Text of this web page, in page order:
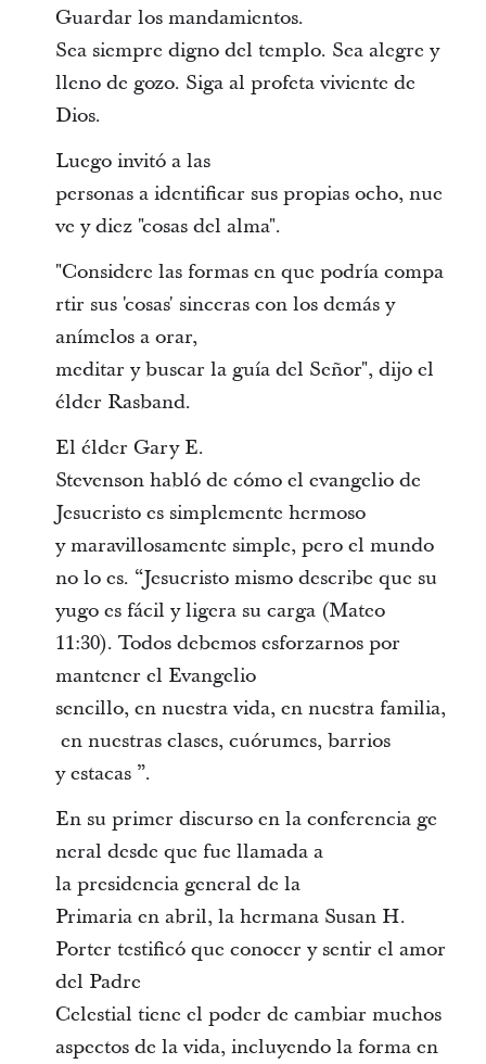
Guardar los mandamientos.
Sea siempre digno del templo. Sea alegre y
lleno de gozo. Siga al profeta viviente de
Dios.
Luego invitó a las
personas a identificar sus propias ocho, nue
ve y diez "cosas del alma".
"Considere las formas en que podría compa
rtir sus 'cosas' sinceras con los demás y
anímelos a orar,
meditar y buscar la guía del Señor", dijo el
élder Rasband.
El élder Gary E.
Stevenson habló de cómo el evangelio de
Jesucristo es simplemente hermoso
y maravillosamente simple, pero el mundo
no lo es. “Jesucristo mismo describe que su
yugo es fácil y ligera su carga (Mateo
11:30). Todos debemos esforzarnos por
mantener el Evangelio
sencillo, en nuestra vida, en nuestra familia,
en nuestras clases, cuórumes, barrios
y estacas ”.
En su primer discurso en la conferencia ge
neral desde que fue llamada a
la presidencia general de la
Primaria en abril, la hermana Susan H.
Porter testificó que conocer y sentir el amor
del Padre
Celestial tiene el poder de cambiar muchos
aspectos de la vida, incluyendo la forma en